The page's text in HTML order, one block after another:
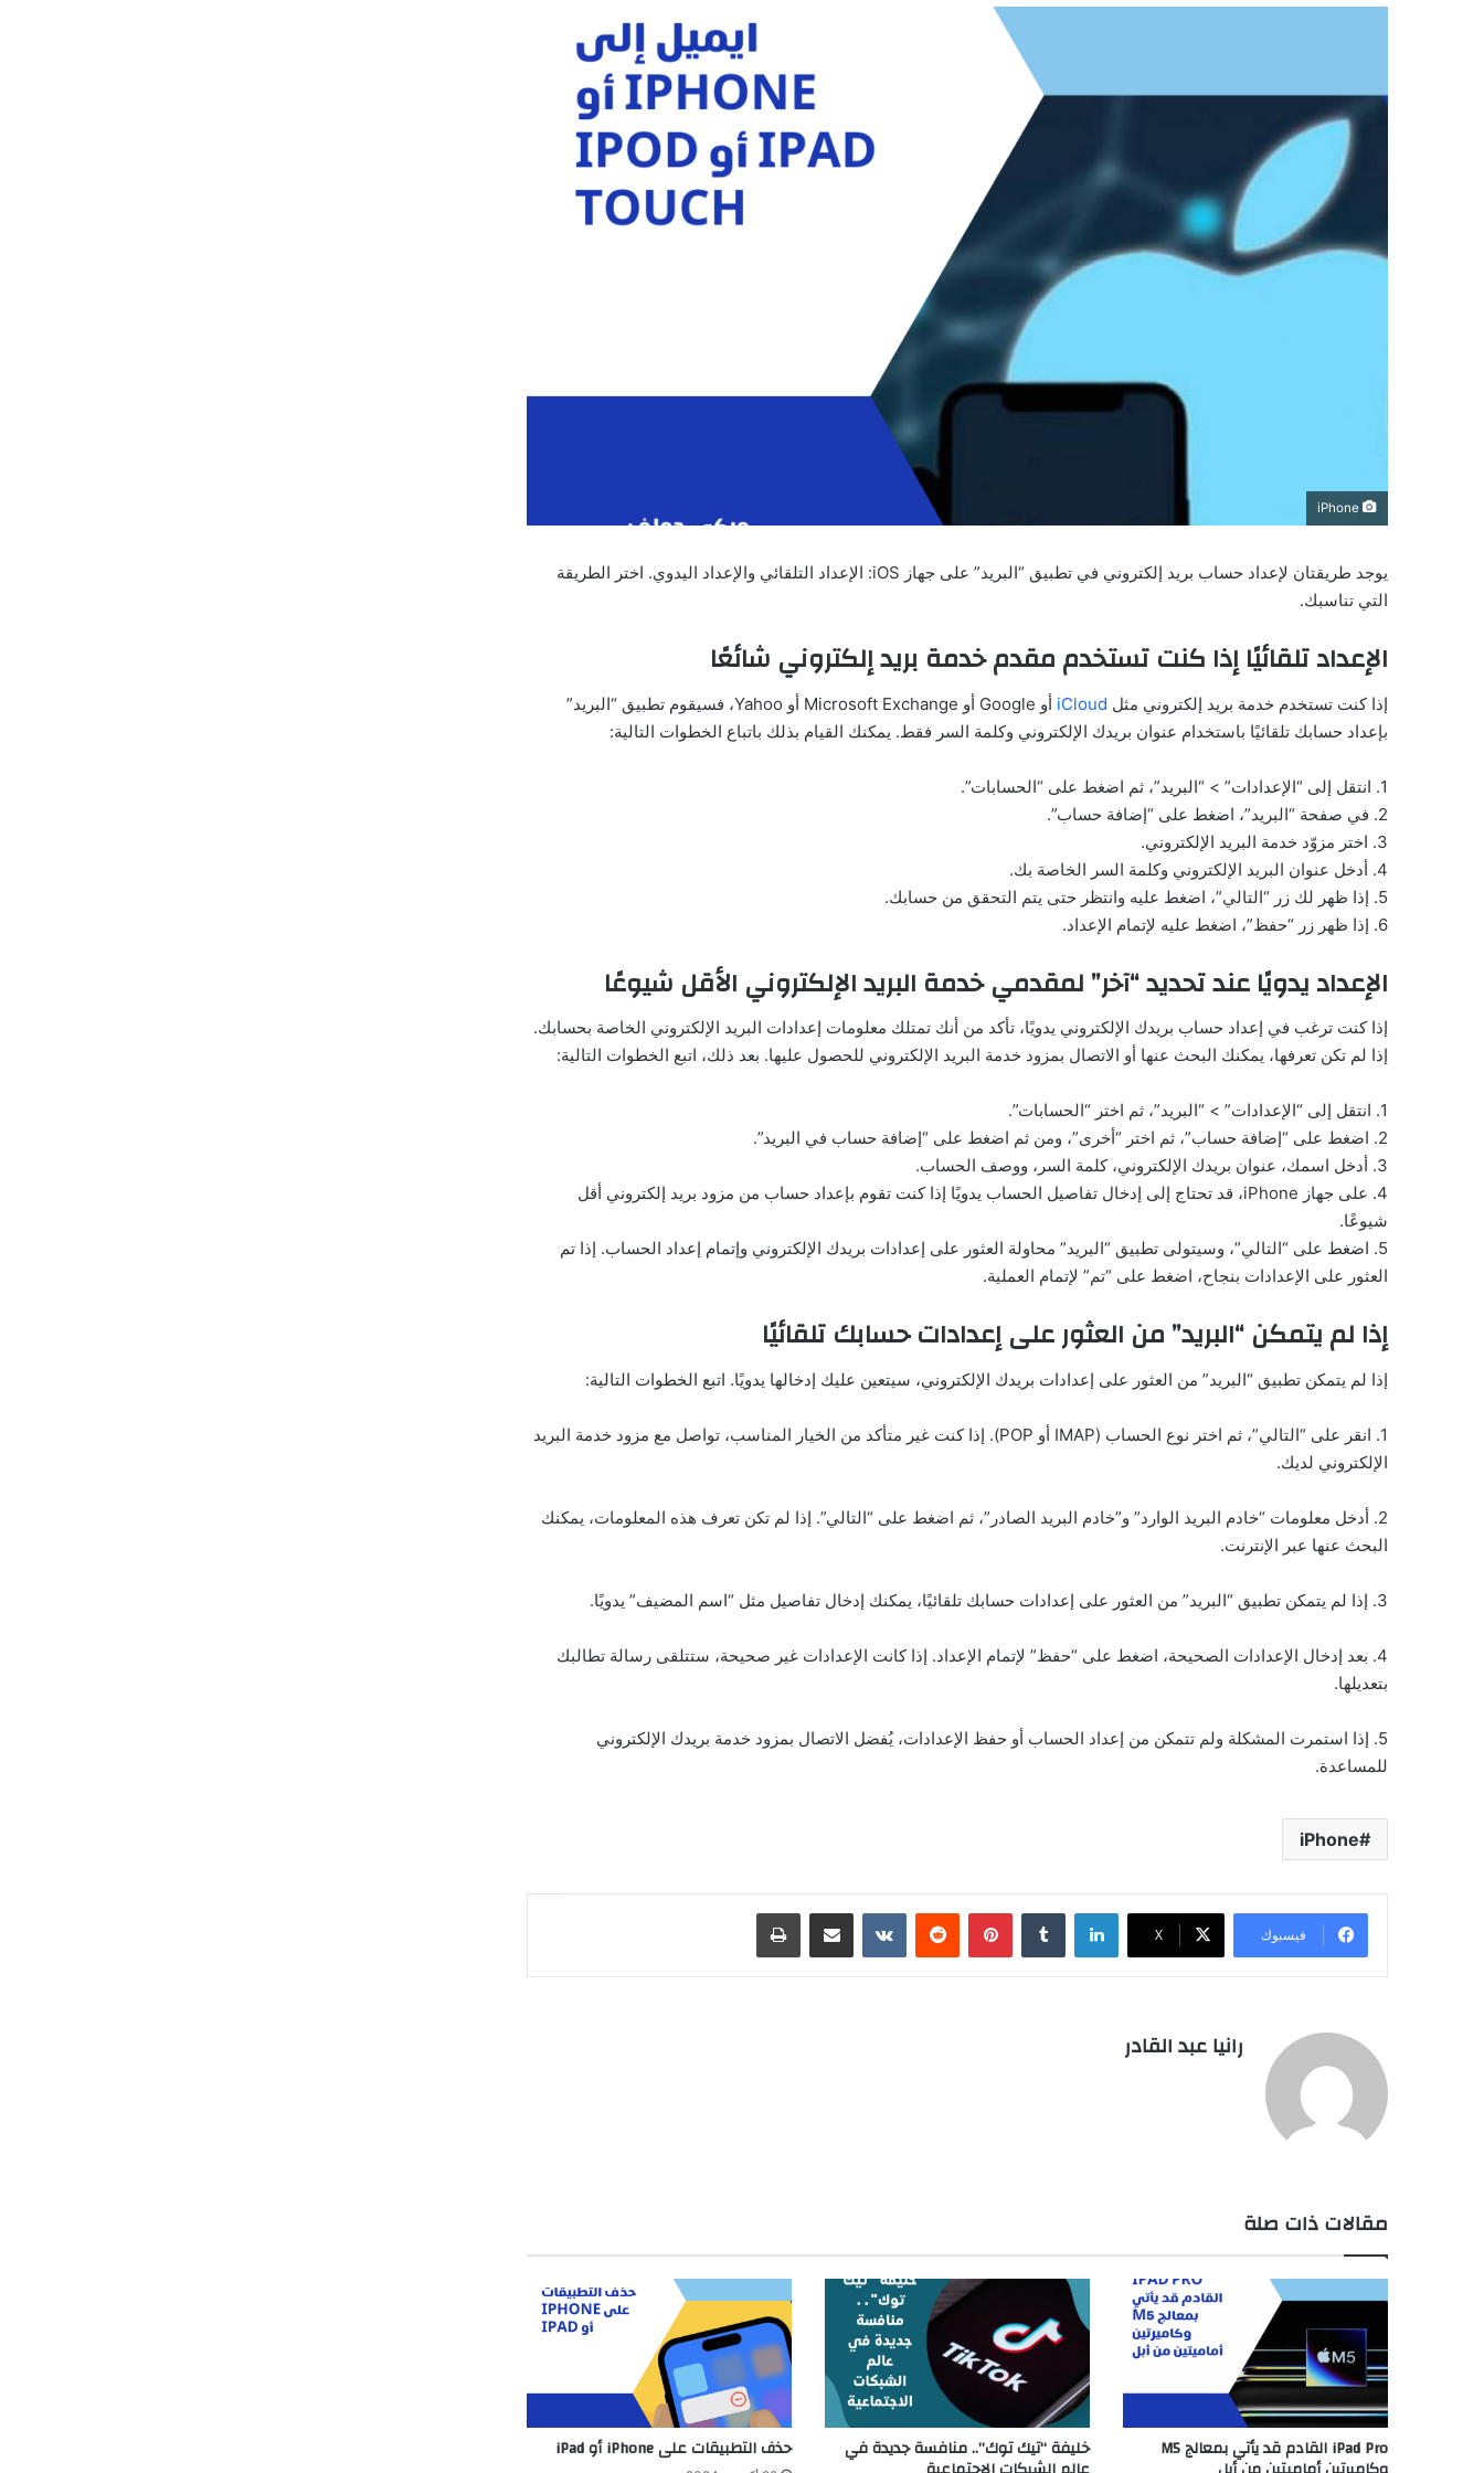
يوجد طريقتان لإعداد حساب بريد إلكتروني في تطبيق “البريد” على جهاز iOS: الإعداد التلقائي والإعداد اليدوي. اختر الطريقة
التي تناسبك.
الإعداد تلقائيًا إذا كنت تستخدم مقدم خدمة بريد إلكتروني شائعًا
إذا كنت تستخدم خدمة بريد إلكتروني مثل iCloud
أو Google أو Microsoft Exchange أو Yahoo، فسيقوم تطبيق “البريد”
بإعداد حسابك تلقائيًا باستخدام عنوان بريدك الإلكتروني وكلمة السر فقط. يمكنك القيام بذلك باتباع الخطوات التالية:
1. انتقل إلى “الإعدادات” > “البريد”، ثم اضغط على “الحسابات”.
2. في صفحة “البريد”، اضغط على “إضافة حساب”.
3. اختر مزوّد خدمة البريد الإلكتروني.
4. أدخل عنوان البريد الإلكتروني وكلمة السر الخاصة بك.
5. إذا ظهر لك زر “التالي”، اضغط عليه وانتظر حتى يتم التحقق من حسابك.
6. إذا ظهر زر “حفظ”، اضغط عليه لإتمام الإعداد.
الإعداد يدويًا عند تحديد “آخر” لمقدمي خدمة البريد الإلكتروني الأقل شيوعًا
إذا كنت ترغب في إعداد حساب بريدك الإلكتروني يدويًا، تأكد من أنك تمتلك معلومات إعدادات البريد الإلكتروني الخاصة بحسابك.
إذا لم تكن تعرفها، يمكنك البحث عنها أو الاتصال بمزود خدمة البريد الإلكتروني للحصول عليها. بعد ذلك، اتبع الخطوات التالية:
1. انتقل إلى “الإعدادات” > “البريد”، ثم اختر “الحسابات”.
2. اضغط على “إضافة حساب”، ثم اختر “أخرى”، ومن ثم اضغط على “إضافة حساب في البريد”.
3. أدخل اسمك، عنوان بريدك الإلكتروني، كلمة السر، ووصف الحساب.
4. على جهاز iPhone، قد تحتاج إلى إدخال تفاصيل الحساب يدويًا إذا كنت تقوم بإعداد حساب من مزود بريد إلكتروني أقل
شيوعًا.
5. اضغط على “التالي”، وسيتولى تطبيق “البريد” محاولة العثور على إعدادات بريدك الإلكتروني وإتمام إعداد الحساب. إذا تم
العثور على الإعدادات بنجاح، اضغط على “تم” لإتمام العملية.
إذا لم يتمكن “البريد” من العثور على إعدادات حسابك تلقائيًا
إذا لم يتمكن تطبيق “البريد” من العثور على إعدادات بريدك الإلكتروني، سيتعين عليك إدخالها يدويًا. اتبع الخطوات التالية:
1. انقر على “التالي”، ثم اختر نوع الحساب (IMAP أو POP). إذا كنت غير متأكد من الخيار المناسب، تواصل مع مزود خدمة البريد
الإلكتروني لديك.
2. أدخل معلومات “خادم البريد الوارد” و”خادم البريد الصادر”، ثم اضغط على “التالي”. إذا لم تكن تعرف هذه المعلومات، يمكنك
البحث عنها عبر الإنترنت.
3. إذا لم يتمكن تطبيق “البريد” من العثور على إعدادات حسابك تلقائيًا، يمكنك إدخال تفاصيل مثل “اسم المضيف” يدويًا.
4. بعد إدخال الإعدادات الصحيحة، اضغط على “حفظ” لإتمام الإعداد. إذا كانت الإعدادات غير صحيحة، ستتلقى رسالة تطالبك
بتعديلها.
5. إذا استمرت المشكلة ولم تتمكن من إعداد الحساب أو حفظ الإعدادات، يُفضل الاتصال بمزود خدمة بريدك الإلكتروني
للمساعدة.
iPhone
فيسبوك ‫X
لينكدإن بينتيريست مشاركة عبر البريد طباعة
رانيا عبد القادر
مقالات ذات صلة
iPad Pro القادم قد يأتي بمعالج M5 خليفة “تيك توك”.. منافسة جديدة في حذف التطبيقات على iPhone أو iPad